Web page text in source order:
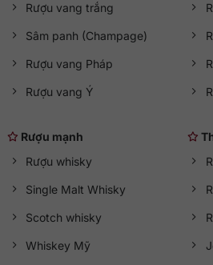
Rượu vang trắng
Sâm panh (Champage)
Rượu vang Pháp
Rượu vang Ý
Rượu mạnh
Rượu whisky
Single Malt Whisky
Scotch whisky
Whiskey Mỹ